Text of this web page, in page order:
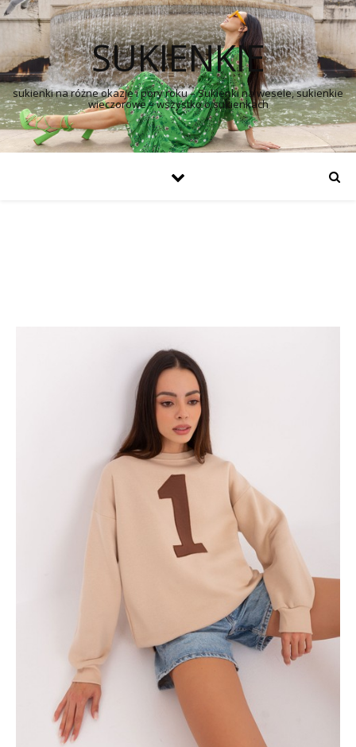
SUKIENKIE
sukienki na różne okazje i pory roku – Sukienki na wesele, sukienkie
wieczorowe – wszystko o sukienkach